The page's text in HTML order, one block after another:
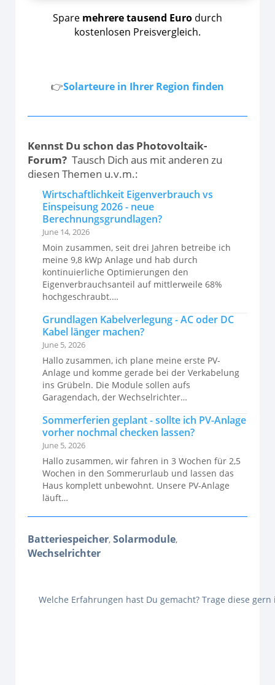
Spare mehrere tausend Eurodurch
kostenlosen Preisvergleich.
👉Solarteure in Ihrer Region finden
Kennst Du schon das Photovoltaik-
Forum? Tausch Dich aus mit anderen zu
diesen Themen u.v.m.:
Wirtschaftlichkeit Eigenverbrauch vs
Einspeisung 2026 - neue
Berechnungsgrundlagen?
June 14, 2026
Moin zusammen, seit drei Jahren betreibe ich
meine 9,8 kWp Anlage und hab durch
kontinuierliche Optimierungen den
Eigenverbrauchsanteil auf mittlerweile 68%
hochgeschraubt.…
Grundlagen Kabelverlegung - AC oder DC
Kabel länger machen?
June 5, 2026
Hallo zusammen, ich plane meine erste PV-
Anlage und komme gerade bei der Verkabelung
ins Grübeln. Die Module sollen aufs
Garagendach, der Wechselrichter…
Sommerferien geplant - sollte ich PV-Anlage
vorher nochmal checken lassen?
June 5, 2026
Hallo zusammen, wir fahren in 3 Wochen für 2,5
Wochen in den Sommerurlaub und lassen das
Haus komplett unbewohnt. Unsere PV-Anlage
läuft…
Batteriespeicher, Solarmodule,
Wechselrichter
Welche Erfahrungen hast Du gemacht? Trage diese